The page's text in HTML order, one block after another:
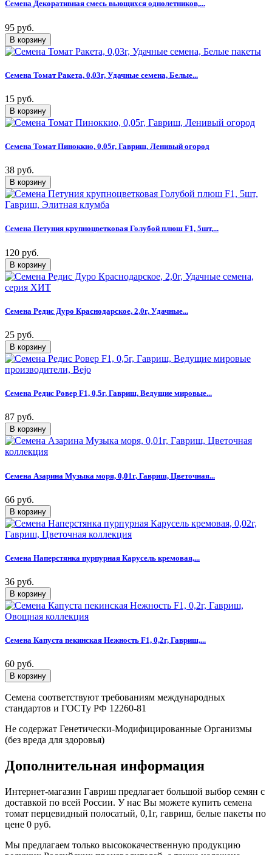
Семена Декоративная смесь вьющихся однолетников,...
95 руб.
Семена Томат Ракета, 0,03г, Удачные семена, Белые...
15 руб.
Семена Томат Пиноккио, 0,05г, Гавриш, Ленивый огород
38 руб.
Семена Петуния крупноцветковая Голубой плюш F1, 5шт,...
120 руб.
Семена Редис Дуро Краснодарское, 2,0г, Удачные...
25 руб.
Семена Редис Ровер F1, 0,5г, Гавриш, Ведущие мировые...
87 руб.
Семена Азарина Музыка моря, 0,01г, Гавриш, Цветочная...
66 руб.
Семена Наперстянка пурпурная Карусель кремовая,...
36 руб.
Семена Капуста пекинская Нежность F1, 0,2г, Гавриш,...
60 руб.
Семена соответствуют требованиям международных
стандартов и ГОСТу РФ 12260-81
Не содержат Генетически-Модифицированные Организмы
(без вреда для здоровья)
Дополнительная информация
Интернет-магазин Гавриш предлагает большой выбор семян с
доставкой по всей России. У нас Вы можете купить семена
томат перцевидный полосатый, 0,1г, гавриш, белые пакеты по
цене 0 руб.
Мы предлагаем только высококачественную продукцию